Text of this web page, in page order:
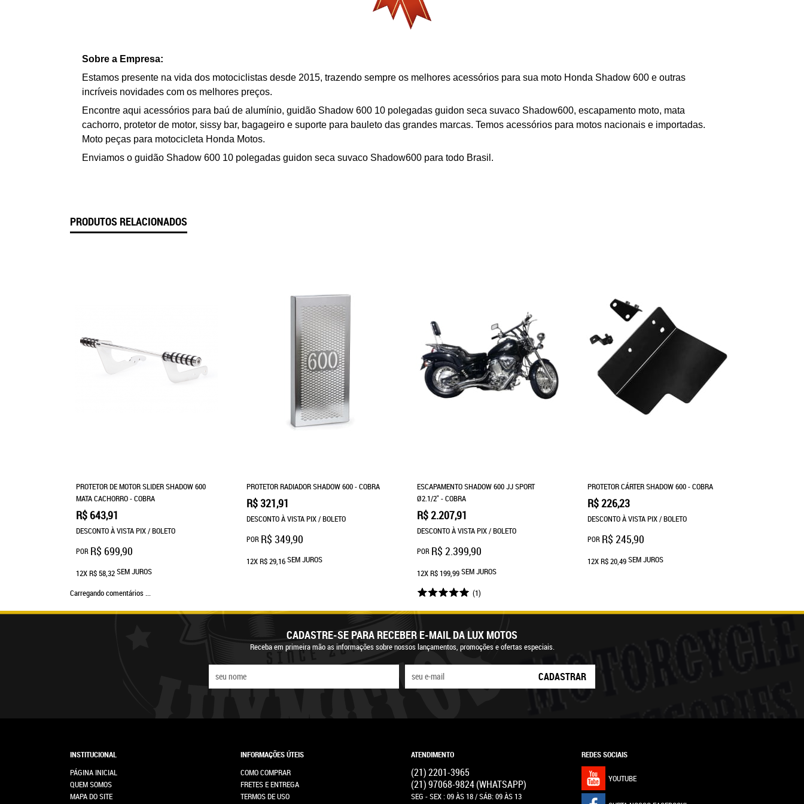
Sobre a Empresa:
Estamos presente na vida dos motociclistas desde 2015, trazendo sempre os melhores acessórios para sua moto Honda Shadow 600 e outras
incríveis novidades com os melhores preços.
Encontre aqui acessórios para baú de alumínio, guidão Shadow 600 10 polegadas guidon seca suvaco Shadow600, escapamento moto, mata
cachorro, protetor de motor, sissy bar, bagageiro e suporte para bauleto das grandes marcas. Temos acessórios para motos nacionais e importadas.
Moto peças para motocicleta Honda Motos.
Enviamos o guidão Shadow 600 10 polegadas guidon seca suvaco Shadow600 para todo Brasil.
PRODUTOS RELACIONADOS
PROTETOR DE MOTOR SLIDER SHADOW 600
MATA CACHORRO - COBRA
POR R$ 699,90
R$ 643,91
DESCONTO À VISTA PIX / BOLETO
12XR$ 58,32SEM JUROS
PROTETOR RADIADOR SHADOW 600 - COBRA
POR R$ 349,90
R$ 321,91
DESCONTO À VISTA PIX / BOLETO
12XR$ 29,16SEM JUROS
ESCAPAMENTO SHADOW 600 JJ SPORT
Ø2.1/2" - COBRA
POR R$ 2.399,90
R$ 2.207,91
DESCONTO À VISTA PIX / BOLETO
12XR$ 199,99SEM JUROS
(1)
PROTETOR CÁRTER SHADOW 600 - COBRA
POR R$ 245,90
R$ 226,23
DESCONTO À VISTA PIX / BOLETO
12XR$ 20,49SEM JUROS
Carregando comentários ...
CADASTRE-SE PARA RECEBER E-MAIL DA LUX MOTOS
Receba em primeira mão as informações sobre nossos lançamentos, promoções e ofertas especiais.
CADASTRAR
INSTITUCIONAL
PÁGINA INICIAL
QUEM SOMOS
MAPA DO SITE
INFORMAÇÕES ÚTEIS
COMO COMPRAR
FRETES E ENTREGA
TERMOS DE USO
ATENDIMENTO
(21)2201-3965
(21)97068-9824(WHATSAPP)
SEG - SEX : 09 ÀS 18 / SÁB: 09 ÀS 13
REDES SOCIAIS
YOUTUBE